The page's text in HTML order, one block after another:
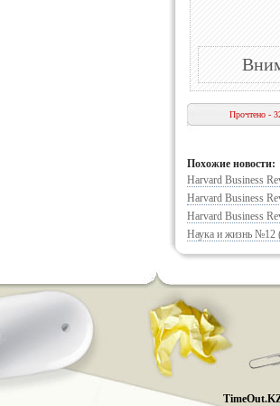
Прочтено -
Похожие новости:
Harvard Business
Harvard Business
Harvard Business
Наука и жизнь №12